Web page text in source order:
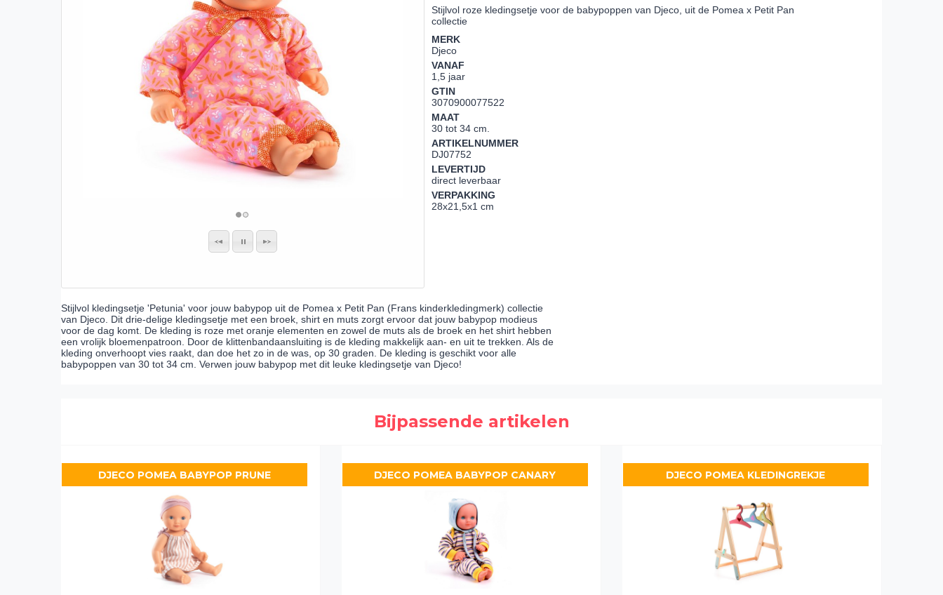
Stijlvol roze kledingsetje voor de babypoppen van Djeco, uit de Pomea x Petit Pan
collectie
MERK
Djeco
VANAF
1,5 jaar
GTIN
3070900077522
MAAT
30 tot 34 cm.
ARTIKELNUMMER
DJ07752
LEVERTIJD
direct leverbaar
VERPAKKING
28x21,5x1 cm
Stijlvol kledingsetje 'Petunia' voor jouw babypop uit de Pomea x Petit Pan (Frans kinderkledingmerk) collectie
van Djeco. Dit drie-delige kledingsetje met een broek, shirt en muts zorgt ervoor dat jouw babypop modieus
voor de dag komt. De kleding is roze met oranje elementen en zowel de muts als de broek en het shirt hebben
een vrolijk bloemenpatroon. Door de klittenbandaansluiting is de kleding makkelijk aan- en uit te trekken. Als de
kleding onverhoopt vies raakt, dan doe het zo in de was, op 30 graden. De kleding is geschikt voor alle
babypoppen van 30 tot 34 cm. Verwen jouw babypop met dit leuke kledingsetje van Djeco!
Bijpassende artikelen
DJECO POMEA BABYPOP PRUNE DJECO POMEA BABYPOP CANARY DJECO POMEA KLEDINGREKJE